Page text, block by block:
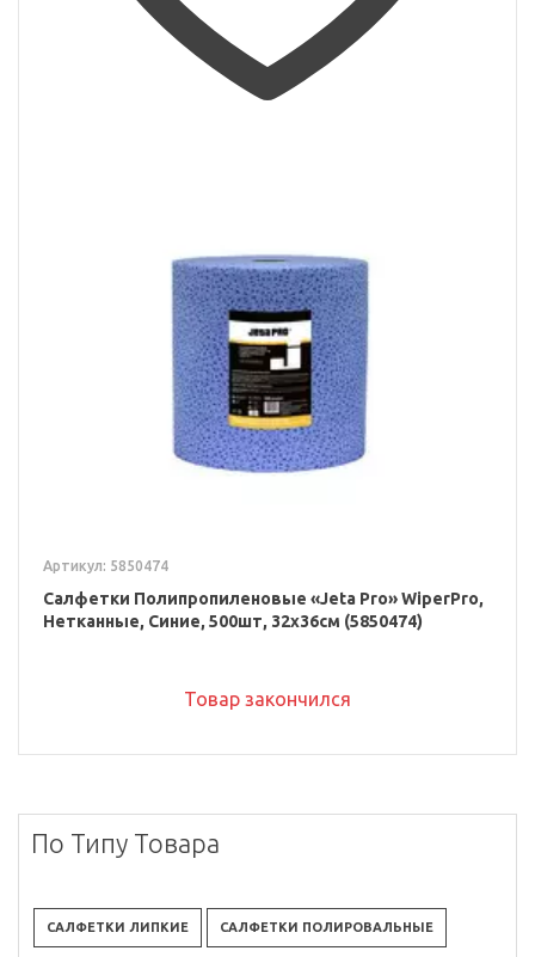
Артикул: 5850474
Салфетки Полипропиленовые «Jeta Pro» WiperPro,
Нетканные, Синие, 500шт, 32x36см (5850474)
Товар закончился
По Типу Товара
САЛФЕТКИ ЛИПКИЕ САЛФЕТКИ ПОЛИРОВАЛЬНЫЕ